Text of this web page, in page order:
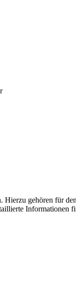
gehören für
Informationen